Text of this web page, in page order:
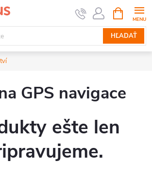
HĽADAŤ
KOŠÍK
GPS navigace
ešte len